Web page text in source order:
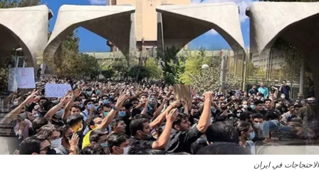
الاحتجاجات في ایران